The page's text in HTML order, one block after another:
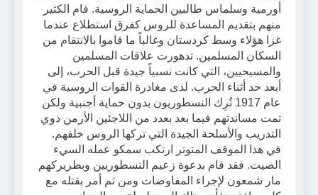
أورمية وسلماس طالبين الحماية الروسية. قام الكثير
منهم بتقديم المساعدة للروس كفرق استطلاع عندما
غزا هؤلاء وسط كردستان وغالباً ما قاموا بالانتقام من
السكان المسلمين. تدهورت علاقات المسلمين
والمسيحيين، التي كانت نسبياً جيدة قبل الحرب، إلى
أبعد حد أثناء الحرب. لدى مغادرة القوات الروسية في
عام 1917 تُرِك النسطوريون بدون حماية أجنبية ولكن
تمت مساندتهم فيما بعد بعدد من اللاجئين الأرمن ذوي
التدريب والأسلحة الجيدة التي تركها الروس خلفهم.
في هذا الموقف المتوتر ارتكب سمكو عمله السيء
الصيت. فقد قام بدعوة زعيم النسطوريين وبطريركهم
مار شمعون لإجراء المفاوضات ومن ثم أمر بقتله مع